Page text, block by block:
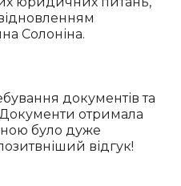
Солоніна.
документів та
отримала
було дуже
відгук!